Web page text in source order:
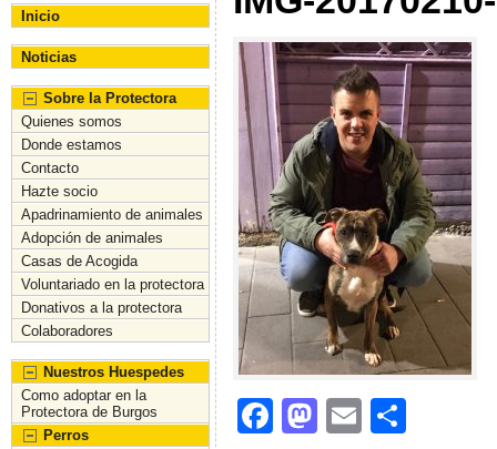
Inicio
Noticias
Sobre la Protectora
Quienes somos
Donde estamos
Contacto
Hazte socio
Apadrinamiento de animales
Adopción de animales
Casas de Acogida
Voluntariado en la protectora
Donativos a la protectora
Colaboradores
Nuestros Huespedes
Como adoptar en la
Protectora de Burgos
Perros
F
M
E